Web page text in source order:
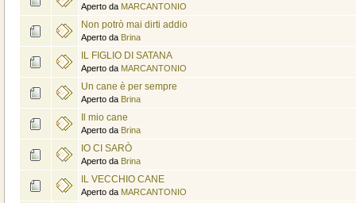
Aperto da MARCANTONIO
Non potrò mai dirti addio
Aperto da Brina
IL FIGLIO DI SATANA
Aperto da MARCANTONIO
Un cane è per sempre
Aperto da Brina
Il mio cane
Aperto da Brina
IO CI SARÒ
Aperto da Brina
IL VECCHIO CANE
Aperto da MARCANTONIO